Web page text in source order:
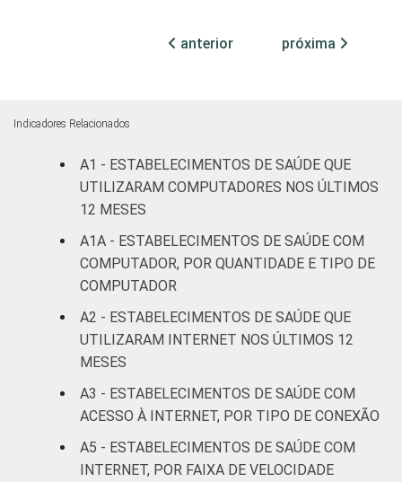
Serviço de
apoio à
57
LOCALIZAÇÃO Capital 68
Interior 44
Fonte: CGI.br/NIC.br, Centro Regional de
Estudos para o Desenvolvimento da
Sociedade da Informação (Cetic.br),
Pesquisa sobre o uso das tecnologias de
informação e comunicação nos
estabelecimentos de saúde brasileiros - TIC
anterior próxima
Indicadores Relacionados
A1 - ESTABELECIMENTOS DE SAÚDE QUE
UTILIZARAM COMPUTADORES NOS ÚLTIMOS
12 MESES
A1A - ESTABELECIMENTOS DE SAÚDE COM
COMPUTADOR, POR QUANTIDADE E TIPO DE
COMPUTADOR
A2 - ESTABELECIMENTOS DE SAÚDE QUE
UTILIZARAM INTERNET NOS ÚLTIMOS 12
MESES
A3 - ESTABELECIMENTOS DE SAÚDE COM
ACESSO À INTERNET, POR TIPO DE CONEXÃO
A5 - ESTABELECIMENTOS DE SAÚDE COM
INTERNET, POR FAIXA DE VELOCIDADE